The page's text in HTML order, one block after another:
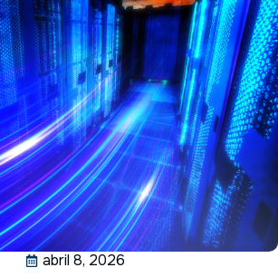
abril 8, 2026